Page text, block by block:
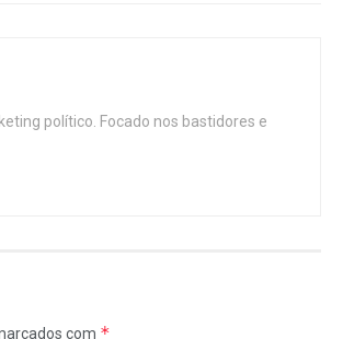
político. Focado nos bastidores e
com *